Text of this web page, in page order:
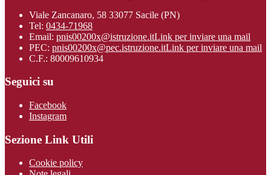
Viale Zancanaro, 58 33077 Sacile (PN)
Tel: 0434-71968
Email: pnis00200x@istruzione.itLink per inviare una mail
PEC: pnis00200x@pec.istruzione.itLink per inviare una mail
C.F.: 80009610934
Seguici su
Facebook
Instagram
Sezione Link Utili
Cookie policy